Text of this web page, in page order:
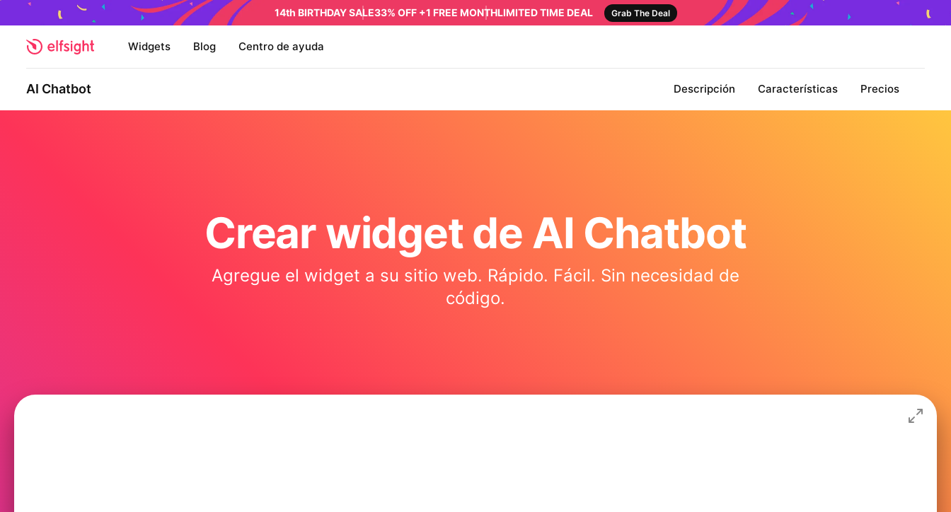
14th BIRTHDAY SALE33% OFF +1 FREE MONTHLIMITED TIME DEAL Grab The Deal
Widgets Blog Centro de ayuda
AI Chatbot Descripción Características Precios
Crear widget de AI Chatbot
Agregue el widget a su sitio web. Rápido. Fácil. Sin necesidad de
código.